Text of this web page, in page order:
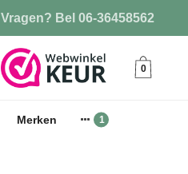
Vragen? Bel 06-36458562
0
Merken